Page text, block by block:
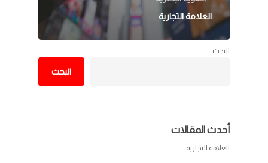
العلامة التجارية
البحث
البحث
أحدث المقالات
العلامة التجارية